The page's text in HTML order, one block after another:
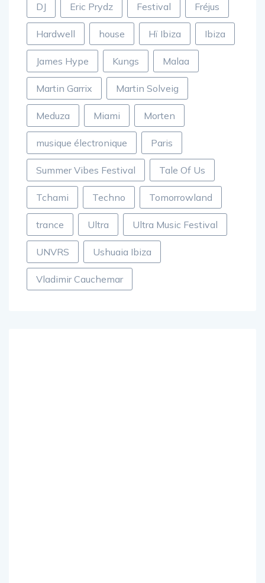
DJ Eric Prydz Festival Fréjus
Hardwell house Hï Ibiza Ibiza
James Hype Kungs Malaa
Martin Garrix Martin Solveig
Meduza Miami Morten
musique électronique Paris
Summer Vibes Festival Tale Of Us
Tchami Techno Tomorrowland
trance Ultra Ultra Music Festival
UNVRS Ushuaia Ibiza
Vladimir Cauchemar